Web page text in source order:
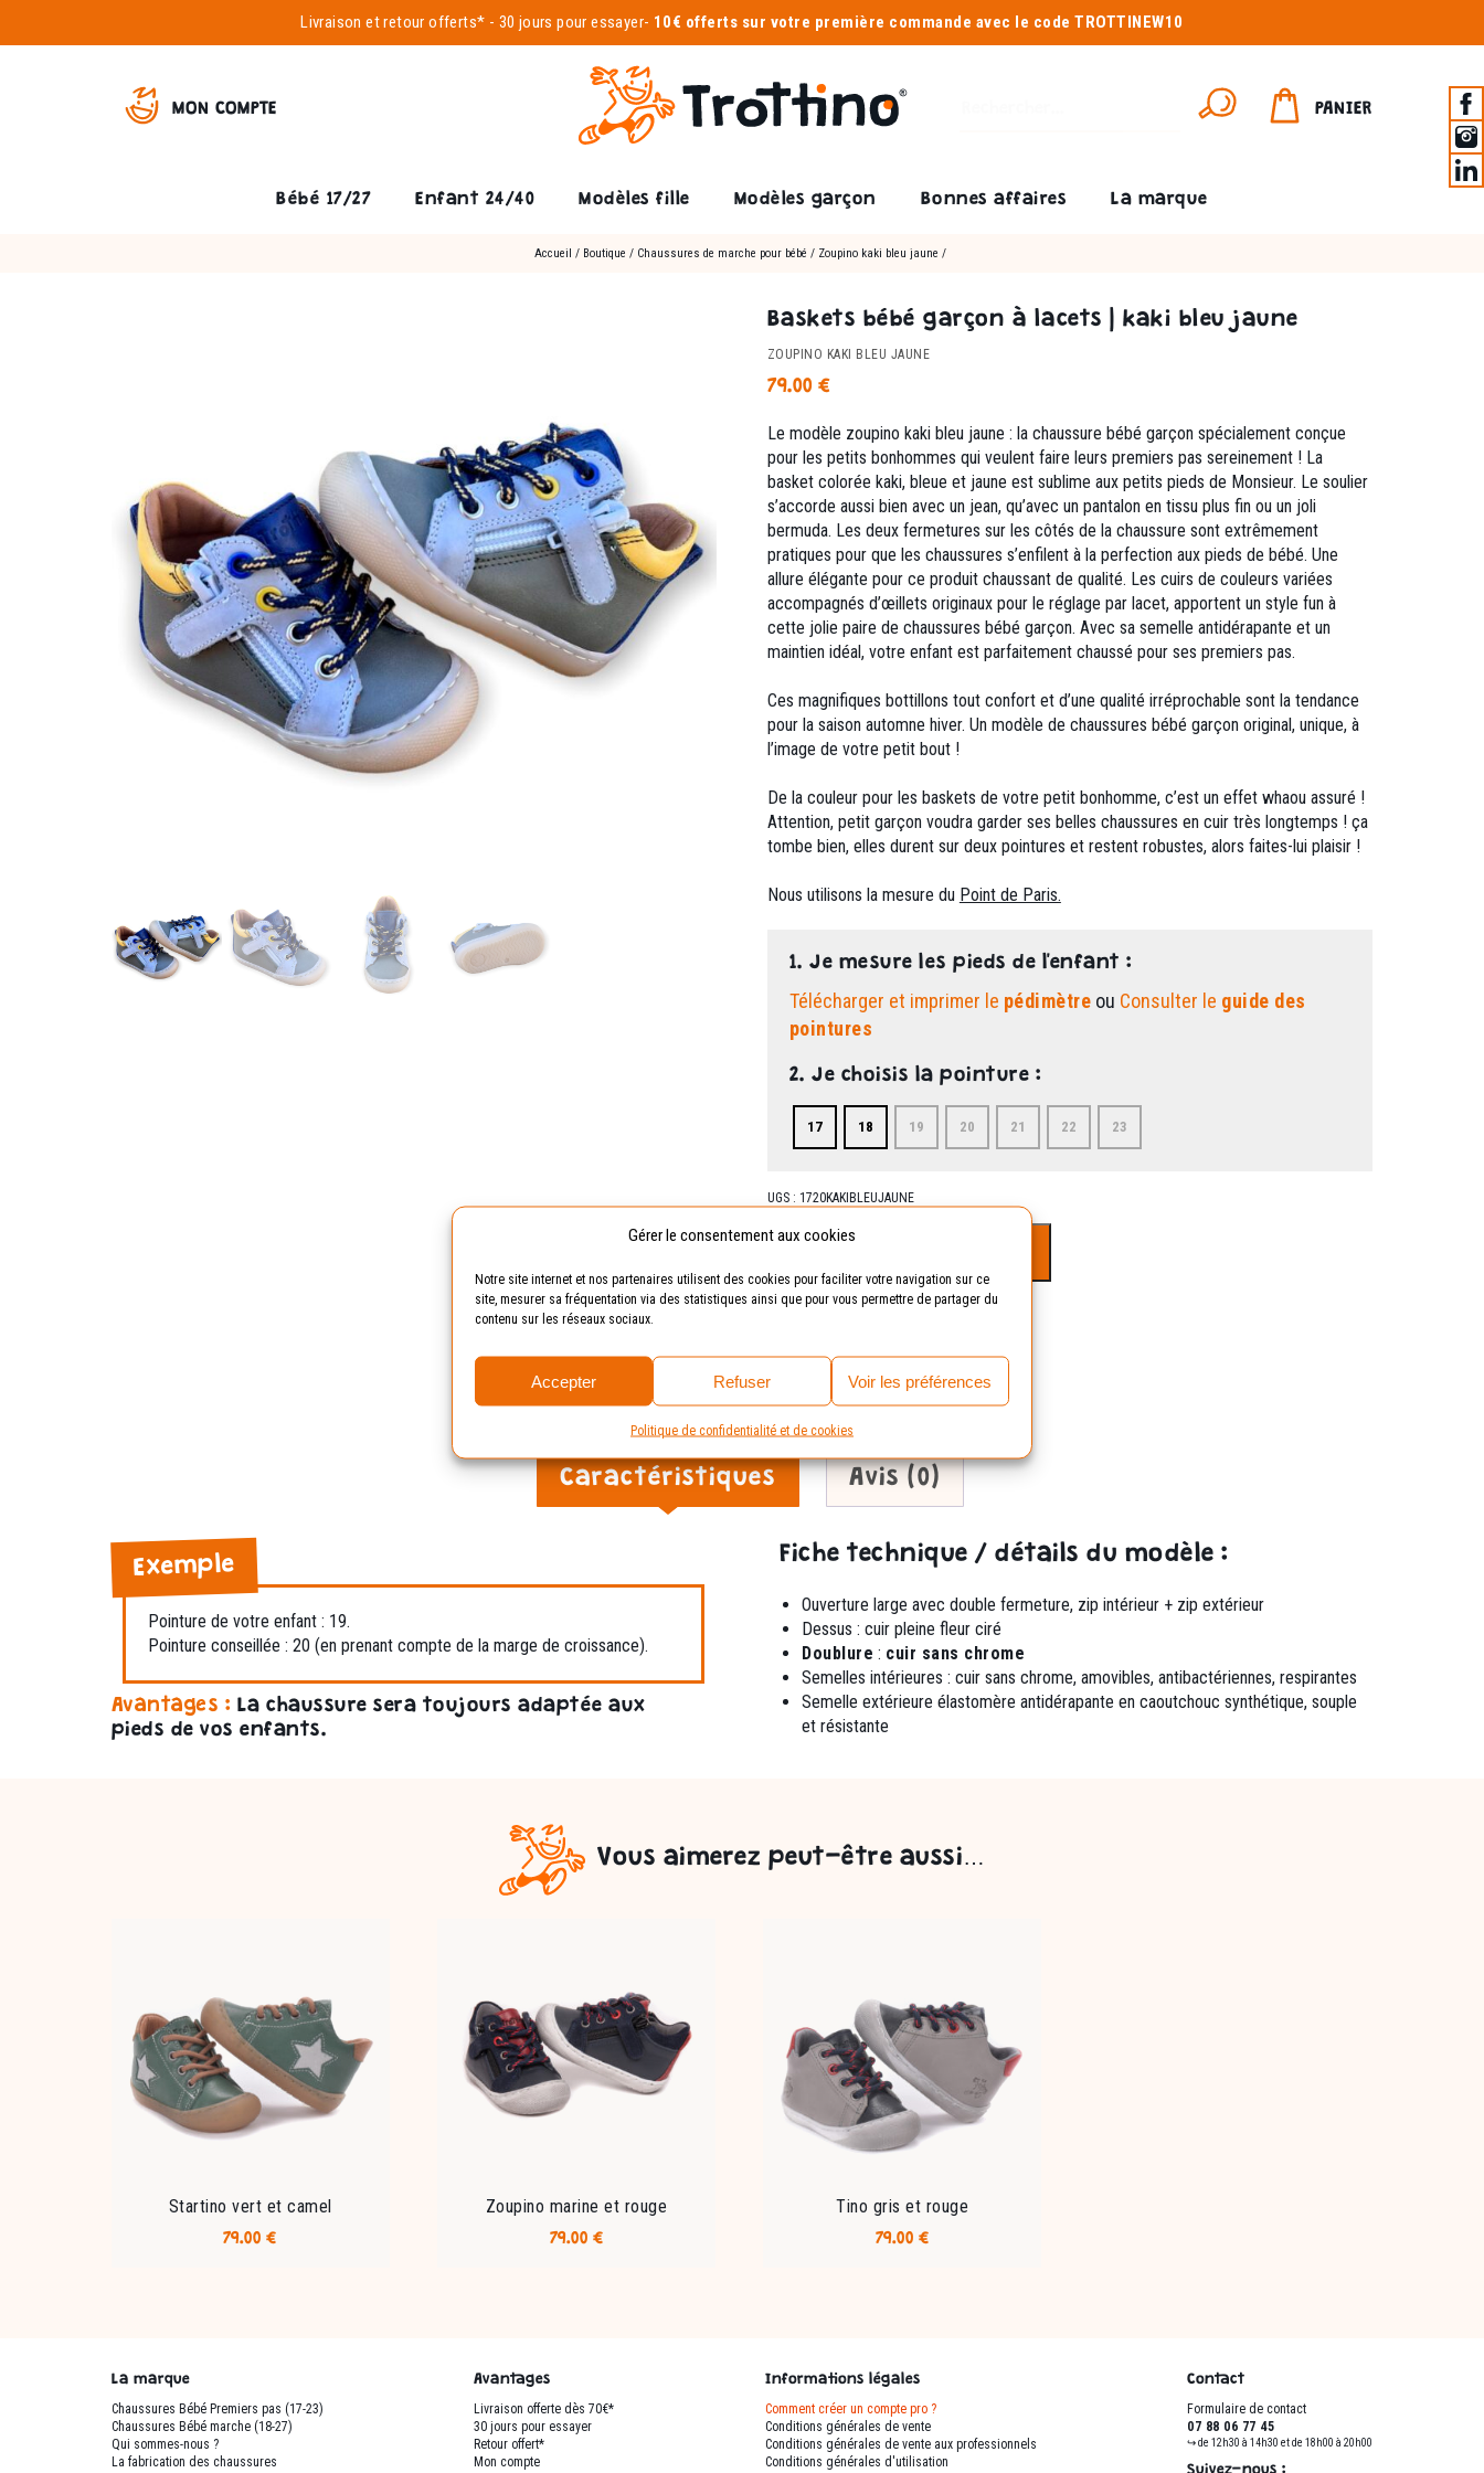
Gérer le consentement aux cookies
Notre site internet et nos partenaires utilisent des cookies pour faciliter votre navigation sur ce
site, mesurer sa fréquentation via des statistiques ainsi que pour vous permettre de partager du
contenu sur les réseaux sociaux.
Accepter Refuser Voir les préférences
Politique de confidentialité et de cookies
Livraison etretour offerts* - 30 jours pour essayer- 10€ offerts sur votre première commande avec le code TROTTINEW10
MON COMPTE PANIER
Bébé 17/27 Enfant 24/40 Modèles fille Modèles garçon Bonnes affaires La marque
Accueil / Boutique / Chaussures de marche pour bébé / Zoupino kaki bleu jaune /
Baskets bébé garçon à lacets | kaki bleu jaune
ZOUPINO KAKI BLEU JAUNE
79.00 €
Le modèle zoupino kaki bleu jaune : la chaussure bébé garçon spécialement conçue
pour les petits bonhommes qui veulent faire leurs premiers pas sereinement ! La
basket colorée kaki, bleue et jaune est sublime aux petits pieds de Monsieur. Le soulier
s’accorde aussi bien avec un jean, qu’avec un pantalon en tissu plus fin ou un joli
bermuda. Les deux fermetures sur les côtés de la chaussure sont extrêmement
pratiques pour que les chaussures s’enfilent à la perfection aux pieds de bébé. Une
allure élégante pour ce produit chaussant de qualité. Les cuirs de couleurs variées
accompagnés d’œillets originaux pour le réglage par lacet, apportent un style fun à
cette jolie paire de chaussures bébé garçon. Avec sa semelle antidérapante et un
maintien idéal, votre enfant est parfaitement chaussé pour ses premiers pas.
Ces magnifiques bottillons tout confort et d’une qualité irréprochable sont la tendance
pour la saison automne hiver. Un modèle de chaussures bébé garçon original, unique, à
l’image de votre petit bout !
De la couleur pour les baskets de votre petit bonhomme, c’est un effet whaou assuré !
Attention, petit garçon voudra garder ses belles chaussures en cuir très longtemps ! ça
tombe bien, elles durent sur deux pointures et restent robustes, alors faites-lui plaisir !
Nous utilisons la mesure du Point de Paris.
1. Je mesure les pieds de l'enfant :
Télécharger et imprimer le pédimètre ou Consulter le guide des
pointures
2. Je choisis la pointure :
17 18 19 20 21 22 23
UGS : 1720KAKIBLEUJAUNE
quantité
Zoupino
kaki
jaune
30 jourspour essayer
Caractéristiques Avis (0)
Exemple
Pointure de votre enfant : 19.
Pointure conseillée : 20 (en prenant compte de la marge de croissance).
Avantages : La chaussure sera toujours adaptée aux
pieds de vos enfants.
Fiche technique / détails du modèle :
Ouverture large avec double fermeture, zip intérieur + zip extérieur
Dessus : cuir pleine fleur ciré
Doublure : cuir sans chrome
Semelles intérieures : cuir sans chrome,amovibles, antibactériennes, respirantes
Semelle extérieure élastomèreantidérapante en caoutchouc synthétique, souple
et résistante
Vous aimerez peut-être aussi…
Startino vert et camel
79.00€
options
peuvent
être
Zoupino marine et rouge
79.00 €
options
peuvent
Tino gris et rouge
79.00 €
Les
options
peuvent
être
La marque
Chaussures Bébé Premiers pas (17-23)
Chaussures Bébé marche (18-27)
Qui sommes-nous ?
La fabrication des chaussures
Avantages
Livraison offerte dès 70€*
30 jours pour essayer
Retour offert*
Mon compte
Informations légales
Comment créer un compte pro ?
Conditions générales de vente
Conditions générales de vente aux professionnels
Conditions générales d'utilisation
Contact
Formulaire de contact
07 88 06 77 45
↪ de 12h30 à 14h30 et de 18h00 à 20h00